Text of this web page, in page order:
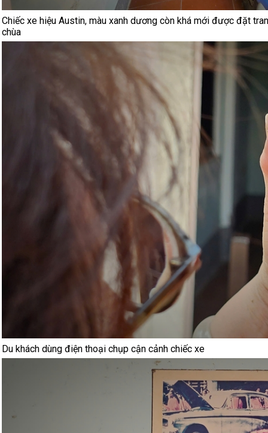
Chiếc xe hiệu Austin, màu xanh dương còn khá mới được đặt
chùa
Du khách dùng điện thoại chụp cận cảnh chiếc xe